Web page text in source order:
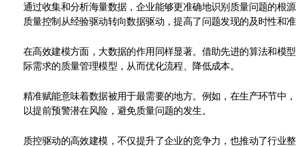
通过收集和分析海量数据，企业能够更准确地识别质量问题的根
质量控制从经验驱动转向数据驱动，提高了问题发现的及时性和准
在高效建模方面，大数据的作用同样显著。借助先进的算法和模
际需求的质量管理模型，从而优化流程、降低成本。
精准赋能意味着数据被用于最需要的地方。例如，在生产环节中
以提前预警潜在风险，避免质量问题的发生。
质控驱动的高效建模，不仅提升了企业的竞争力，也推动了行业